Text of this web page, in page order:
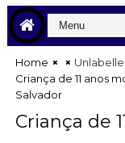
Home
Criança de 11 anos
Salvador
Criança de